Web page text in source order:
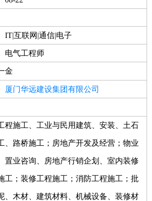
IT|互联网|通信|电子
电子/电气
电气工程师
金
厦门华远建设集团有限公司
程施工、工业与民用建筑、安装、土石
、路桥施工；房地产开发及经营；物业
置业咨询、房地产行销企划、室内装修
工；装修工程施工；消防工程施工；批
、木材、建筑材料、机械设备、装修材